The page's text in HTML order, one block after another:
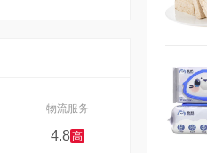
物流服务
4.8高